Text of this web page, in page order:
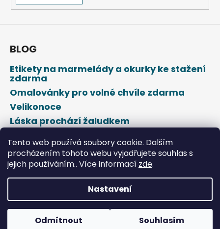
Tento web používá soubory cookie. Dalším
procházením tohoto webu vyjadřujete souhlas s
jejich používáním.. Více informací zde.
Nastavení
Odmítnout Souhlasím
n
a
í
?
HLEDAT
D
o
o
r
BLOG
Etikety na marmelády a okurky ke stažení
zdarma
Omalovánky pro volné chvíle zdarma
Velikonoce
Láska prochází žaludkem
Vytvořil Shoptet
Copyright 2026DROPAP . Všechna práva vyhrazena.